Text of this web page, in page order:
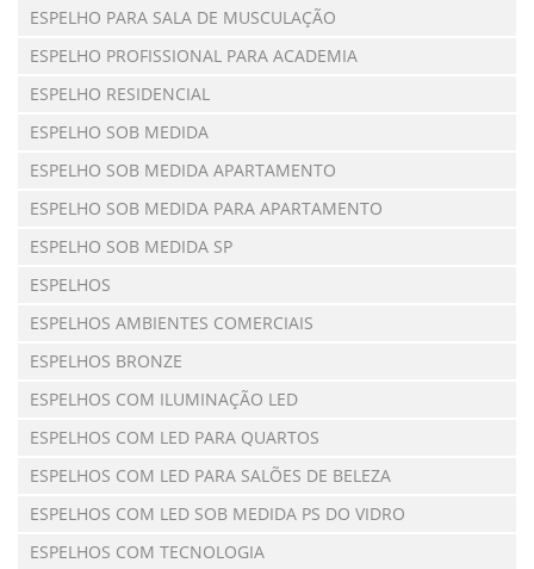
ESPELHO PARA SALA DE MUSCULAÇÃO
ESPELHO PROFISSIONAL PARA ACADEMIA
ESPELHO RESIDENCIAL
ESPELHO SOB MEDIDA
ESPELHO SOB MEDIDA APARTAMENTO
ESPELHO SOB MEDIDA PARA APARTAMENTO
ESPELHO SOB MEDIDA SP
ESPELHOS
ESPELHOS AMBIENTES COMERCIAIS
ESPELHOS BRONZE
ESPELHOS COM ILUMINAÇÃO LED
ESPELHOS COM LED PARA QUARTOS
ESPELHOS COM LED PARA SALÕES DE BELEZA
ESPELHOS COM LED SOB MEDIDA PS DO VIDRO
ESPELHOS COM TECNOLOGIA